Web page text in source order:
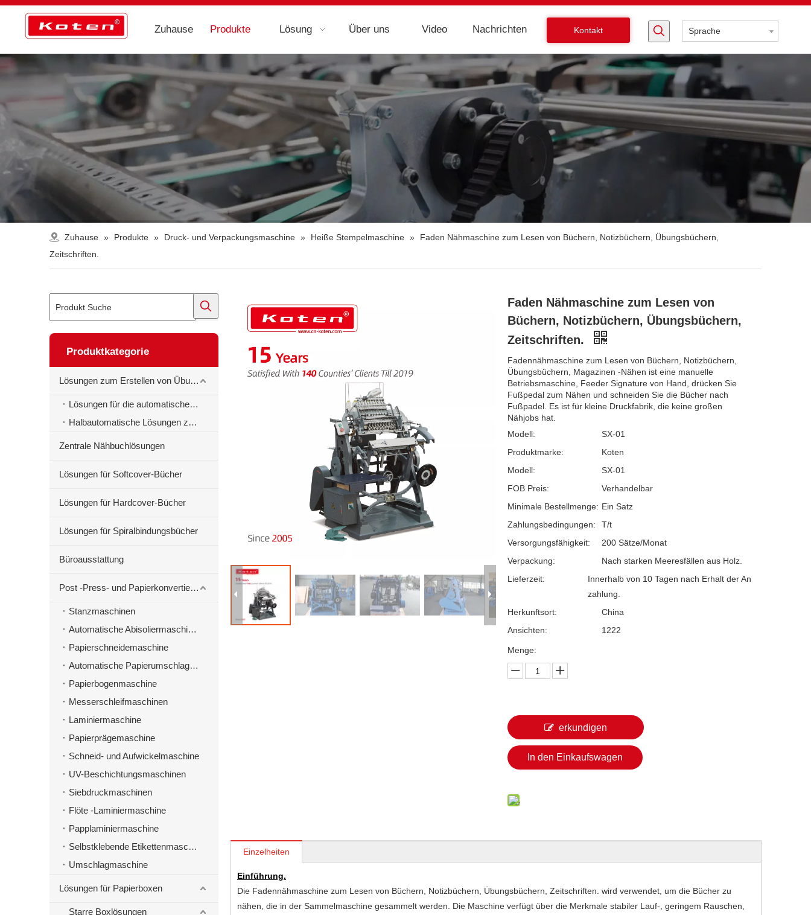
Zuhause Produkte Lösung Über uns Video Nachrichten Kontakt Sprache
Zuhause » Produkte » Druck- und Verpackungsmaschine » Heiße Stempelmaschine »
Faden Nähmaschine zum Lesen von Büchern, Notizbüchern, Übungsbüchern,
Zeitschriften.
Produktkategorie
Lösungen zum Erstellen von Übungsbüchern
Lösungen für die automatische Erstellung von Schulheften
Halbautomatische Lösungen zur Erstellung von Schulheften
Zentrale Nähbuchlösungen
Lösungen für Softcover-Bücher
Lösungen für Hardcover-Bücher
Lösungen für Spiralbindungsbücher
Büroausstattung
Post -Press- und Papierkonvertierungsmaschinen
Stanzmaschinen
Automatische Abisoliermaschine zum Stanzen von Material
Papierschneidemaschine
Automatische Papierumschlagmaschine
Papierbogenmaschine
Messerschleifmaschinen
Laminiermaschine
Papierprägemaschine
Schneid- und Aufwickelmaschine
UV-Beschichtungsmaschinen
Siebdruckmaschinen
Flöte -Laminiermaschine
Papplaminiermaschine
Selbstklebende Etikettenmaschinen
Umschlagmaschine
Lösungen für Papierboxen
Starre Boxlösungen
Faden Nähmaschine zum Lesen von
Büchern, Notizbüchern, Übungsbüchern,
Zeitschriften.
Fadennähmaschine zum Lesen von Büchern, Notizbüchern,
Übungsbüchern, Magazinen -Nähen ist eine manuelle
Betriebsmaschine, Feeder Signature von Hand, drücken Sie
Fußpedal zum Nähen und schneiden Sie die Bücher nach
Fußpadel. Es ist für kleine Druckfabrik, die keine großen
Nähjobs hat.
Modell:
SX-01
Produktmarke:
Koten
Modell:
SX-01
FOB Preis:
Verhandelbar
Minimale Bestellmenge: Ein Satz
Zahlungsbedingungen:
T/t
Versorgungsfähigkeit:
200 Sätze/Monat
Verpackung:
Nach starken Meeresfällen aus Holz.
Lieferzeit:
Innerhalb von 10 Tagen nach Erhalt der An
zahlung.
Herkunftsort:
China
Ansichten:
1222
Menge:
erkundigen
In den Einkaufswagen
Einzelheiten
Einführung.
Die Fadennähmaschine zum Lesen von Büchern, Notizbüchern, Übungsbüchern, Zeitschriften. wird verwendet, um die Bücher zu
nähen, die in der Sammelmaschine gesammelt werden. Die Maschine verfügt über die Merkmale stabiler Lauf-, geringem Rauschen,